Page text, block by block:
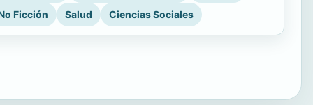
Ficción
Salud Ciencias Sociales